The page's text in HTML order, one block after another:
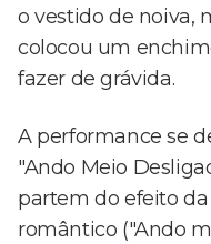
o vestido de noiva,
colocou um
fazer de grávida.
A performance se
"Ando Meio
partem do efeito
romântico ("Ando